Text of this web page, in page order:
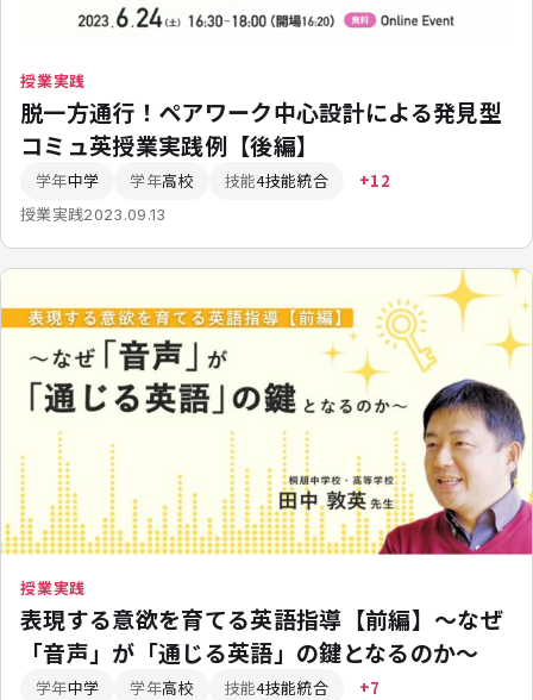
授業実践
脱一方通行！ペアワーク中心設計による発見型
コミュ英授業実践例【後編】
学年中学 学年高校 技能4技能統合 +12
授業実践2023.09.13
授業実践
表現する意欲を育てる英語指導【前編】〜なぜ
「音声」が「通じる英語」の鍵となるのか〜
学年中学 学年高校 技能4技能統合 +7